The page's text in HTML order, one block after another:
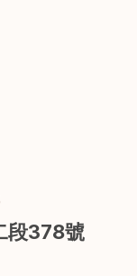
段378號